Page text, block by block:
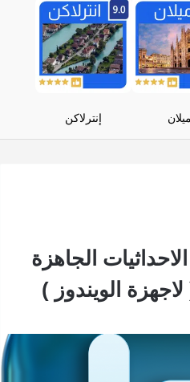
ميلان إنترلاكن
الجاهزة